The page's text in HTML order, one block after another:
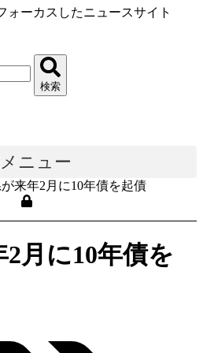
ォーカスしたニュースサイト
検索
メニュー
来年2月に10年債を起債
月に10年債を